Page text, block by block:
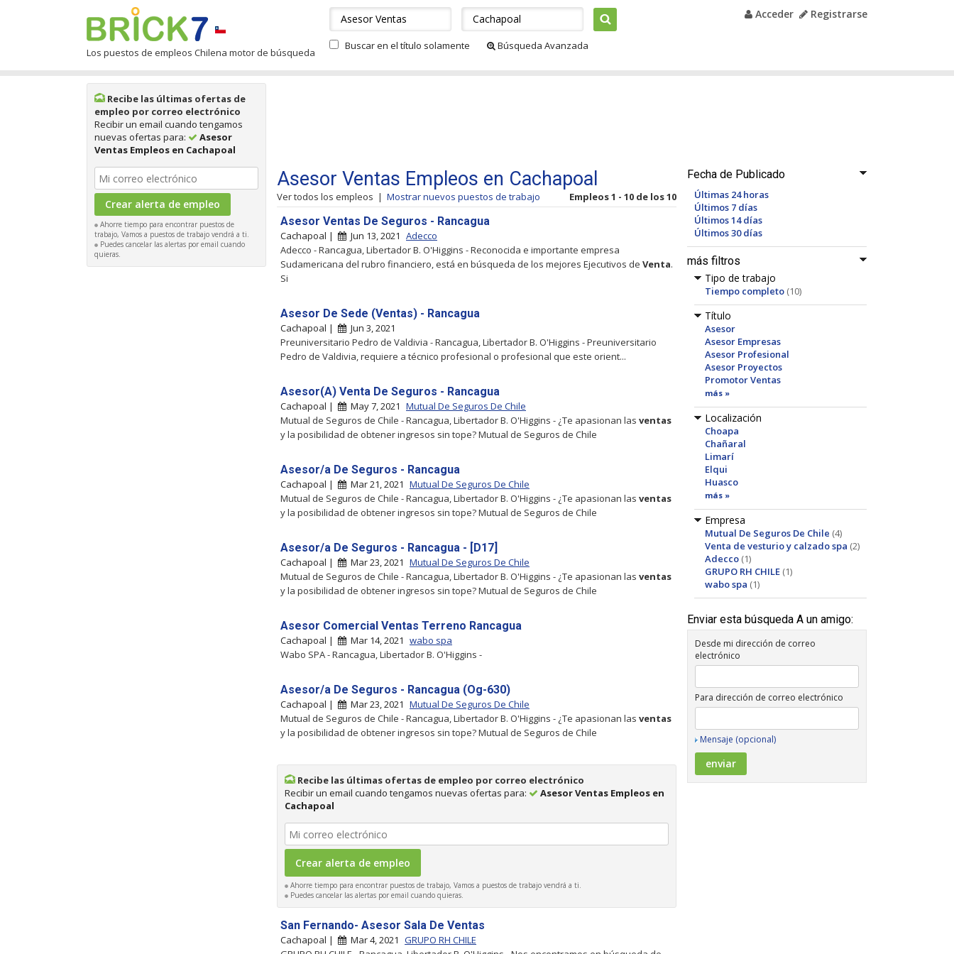
Los puestos de empleos Chilena motor de búsqueda
Acceder Registrarse
Buscar en el título solamente Búsqueda Avanzada
Recibe las últimas ofertas de
empleo por correo electrónico
Recibir un email cuando tengamos
nuevas ofertas para:
Asesor
Ventas Empleos en Cachapoal
Ahorre tiempo para encontrar puestos de
trabajo, Vamos a puestos de trabajo vendrá a ti.
Puedes cancelar las alertas por email cuando
quieras.
Fecha de Publicado
Últimas 24 horas
Últimos 7 días
Últimos 14 días
Últimos 30 días
más filtros
Tipo de trabajo
Tiempo completo (10)
Título
Asesor
Asesor Empresas
Asesor Profesional
Asesor Proyectos
Promotor Ventas
más »
Localización
Choapa
Chañaral
Limarí
Elqui
Huasco
más »
Empresa
Mutual De Seguros De Chile (4)
Venta de vesturio y calzado spa (2)
Adecco (1)
GRUPO RH CHILE (1)
wabo spa (1)
Enviar esta búsqueda A un amigo:
Desde mi dirección de correo
electrónico
Para dirección de correo electrónico
Mensaje (opcional)
Asesor Ventas Empleos en Cachapoal
Ver todos los empleos | Mostrar nuevos puestos de trabajo Empleos 1 - 10 de los 10
Asesor Ventas De Seguros - Rancagua
Cachapoal | Jun 13, 2021 Adecco
Adecco - Rancagua, Libertador B. O'Higgins - Reconocida e importante empresa
Sudamericana del rubro financiero, está en búsqueda de los mejores Ejecutivos de Venta.
Si
Asesor De Sede (Ventas) - Rancagua
Cachapoal |
Jun 3, 2021
Preuniversitario Pedro de Valdivia - Rancagua, Libertador B. O'Higgins - Preuniversitario
Pedro de Valdivia, requiere a técnico profesional o profesional que este orient...
Asesor(A) Venta De Seguros - Rancagua
Cachapoal | May 7, 2021 Mutual De Seguros De Chile
Mutual de Seguros de Chile - Rancagua, Libertador B. O'Higgins - ¿Te apasionan las ventas
y la posibilidad de obtener ingresos sin tope? Mutual de Seguros de Chile
Asesor/a De Seguros - Rancagua
Cachapoal | Mar 21, 2021 Mutual De Seguros De Chile
Mutual de Seguros de Chile - Rancagua, Libertador B. O'Higgins - ¿Te apasionan las ventas
y la posibilidad de obtener ingresos sin tope? Mutual de Seguros de Chile
Asesor/a De Seguros - Rancagua - [D17]
Cachapoal | Mar 23, 2021 Mutual De Seguros De Chile
Mutual de Seguros de Chile - Rancagua, Libertador B. O'Higgins - ¿Te apasionan las ventas
y la posibilidad de obtener ingresos sin tope? Mutual de Seguros de Chile
Asesor Comercial Ventas Terreno Rancagua
Cachapoal | Mar 14, 2021 wabo spa
Wabo SPA - Rancagua, Libertador B. O'Higgins -
Asesor/a De Seguros - Rancagua (Og-630)
Cachapoal | Mar 23, 2021 Mutual De Seguros De Chile
Mutual de Seguros de Chile - Rancagua, Libertador B. O'Higgins - ¿Te apasionan las ventas
y la posibilidad de obtener ingresos sin tope? Mutual de Seguros de Chile
Recibe las últimas ofertas de empleo por correo electrónico
Recibir un email cuando tengamos nuevas ofertas para:
Asesor Ventas Empleos en
Cachapoal
Ahorre tiempo para encontrar puestos de trabajo, Vamos a puestos de trabajo vendrá a ti.
Puedes cancelar las alertas por email cuando quieras.
San Fernando- Asesor Sala De Ventas
Cachapoal | Mar 4, 2021 GRUPO RH CHILE